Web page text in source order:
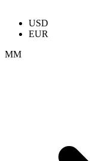
USD
EUR
ММ